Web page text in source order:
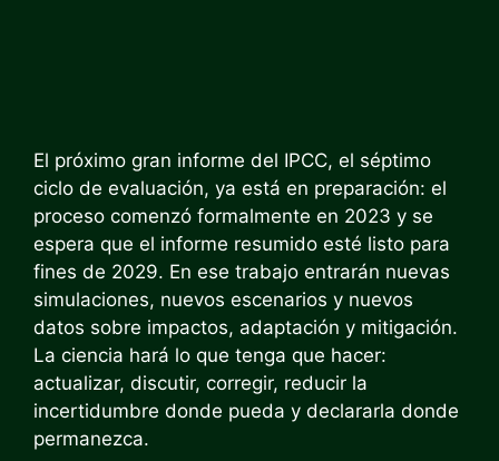
El próximo gran informe del IPCC, el séptimo
ciclo de evaluación, ya está en preparación: el
proceso comenzó formalmente en 2023 y se
espera que el informe resumido esté listo para
fines de 2029. En ese trabajo entrarán nuevas
simulaciones, nuevos escenarios y nuevos
datos sobre impactos, adaptación y mitigación.
La ciencia hará lo que tenga que hacer:
actualizar, discutir, corregir, reducir la
incertidumbre donde pueda y declararla donde
permanezca.